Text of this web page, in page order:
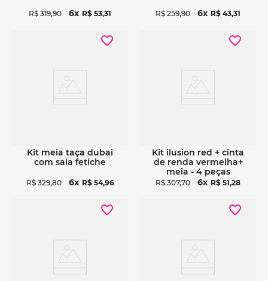
R$ 319,90 6 R$ 53,31 R$ 259,90 6 R$ 43,31
kit meia taça dubai
com saia fetiche
R$ 329,80 6 R$ 54,96
kit ilusion red + cinta
de renda vermelha+
meia - 4 peças
R$ 307,70 6 R$ 51,28